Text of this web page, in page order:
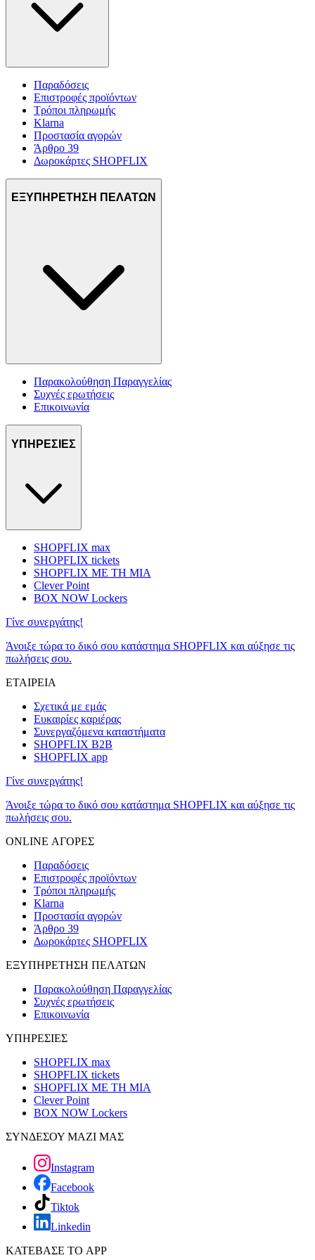
Παραδόσεις
Επιστροφές προϊόντων
Τρόποι πληρωμής
Klarna
Προστασία αγορών
Άρθρο 39
Δωροκάρτες SHOPFLIX
ΕΞΥΠΗΡΕΤΗΣΗ ΠΕΛΑΤΩΝ
Παρακολούθηση Παραγγελίας
Συχνές ερωτήσεις
Επικοινωνία
ΥΠΗΡΕΣΙΕΣ
SHOPFLIX max
SHOPFLIX tickets
SHOPFLIX ΜΕ ΤΗ ΜΙΑ
Clever Point
BOX NOW Lockers
Γίνε συνεργάτης!
Άνοιξε τώρα το δικό σου κατάστημα SHOPFLIX και αύξησε τις
πωλήσεις σου.
ΕΤΑΙΡΕΙΑ
Σχετικά με εμάς
Ευκαιρίες καριέρας
Συνεργαζόμενα καταστήματα
SHOPFLIX B2B
SHOPFLIX app
Γίνε συνεργάτης!
Άνοιξε τώρα το δικό σου κατάστημα SHOPFLIX και αύξησε τις
πωλήσεις σου.
ONLINE ΑΓΟΡΕΣ
Παραδόσεις
Επιστροφές προϊόντων
Τρόποι πληρωμής
Klarna
Προστασία αγορών
Άρθρο 39
Δωροκάρτες SHOPFLIX
ΕΞΥΠΗΡΕΤΗΣΗ ΠΕΛΑΤΩΝ
Παρακολούθηση Παραγγελίας
Συχνές ερωτήσεις
Επικοινωνία
ΥΠΗΡΕΣΙΕΣ
SHOPFLIX max
SHOPFLIX tickets
SHOPFLIX ΜΕ ΤΗ ΜΙΑ
Clever Point
BOX NOW Lockers
ΣΥΝΔΕΣΟΥ ΜΑΖΙ ΜΑΣ
Instagram
Facebook
Tiktok
Linkedin
ΚΑΤΕΒΑΣΕ ΤΟ APP